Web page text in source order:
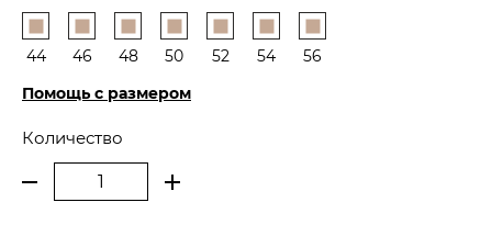
44 46 48 50 52 54
56
Помощь с размером
Количество